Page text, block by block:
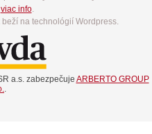
viac info.
na technológií Wordpress.
a.s. zabezpečuje ARBERTO GROUP
.